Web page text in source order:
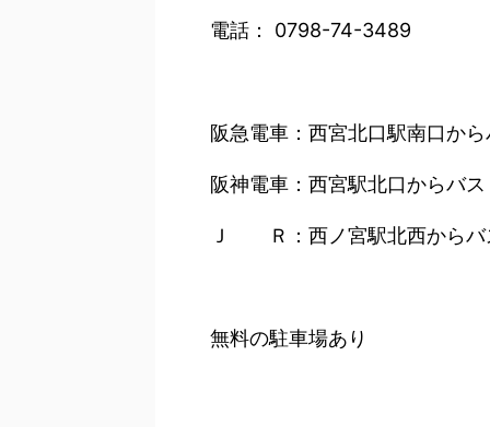
電話： 0798-74-3489
阪急電車：西宮北口駅南口か
阪神電車：西宮駅北口からバス
Ｊ Ｒ：西ノ宮駅北西からバ
無料の駐車場あり